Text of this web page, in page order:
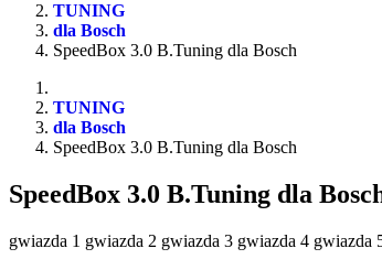
TUNING
dla Bosch
SpeedBox 3.0 B.Tuning dla Bosch
TUNING
dla Bosch
SpeedBox 3.0 B.Tuning dla Bosch
SpeedBox 3.0 B.Tuning dla
gwiazda 1 gwiazda 2 gwiazda 3 gwiazda 4 gwiazda